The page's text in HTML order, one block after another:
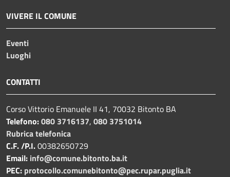
VIVERE IL COMUNE
Eventi
Luoghi
CONTATTI
Corso Vittorio Emanuele II 41, 70032 Bitonto BA
Telefono:080 3716137, 080 3751014
Rubrica telefonica
C.F. /P.I.00382650729
Email: info@comune.bitonto.ba.it
PEC: protocollo.comunebitonto@pec.rupar.puglia.it